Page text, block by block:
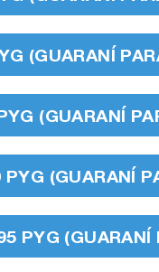
(GUARANÍ
(GUARANÍ
(GUARANÍ
PYG (GUARANÍ